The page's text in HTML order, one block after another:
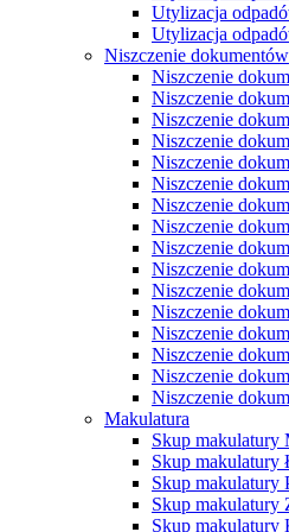
Utylizacja
Utylizacja
Niszczenie dokumentów
Niszczenie
Niszczenie
Niszczenie
Niszczenie
Niszczenie
Niszczenie
Niszczenie
Niszczenie
Niszczenie
Niszczenie
Niszczenie
Niszczenie
Niszczenie
Niszczenie
Niszczenie
Niszczenie
Makulatura
Skup makulatury
Skup makulatury
Skup makulatury
Skup makulatury
Skup makulatury